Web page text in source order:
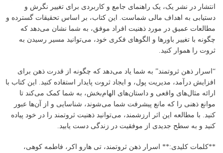
انتشار در نشر یک، یک راهنمای جامع و کاربردی برای تغییر نگرش و
دستیابی به اهداف مالی شماست. این کتاب، بر اساس تحقیقات گسترده و
مطالعات عمیق در مورد ذهنیت افراد موفق، به شما نشان می‌دهد که
چگونه با تغییر باورها و الگوهای فکری خود، می‌توانید مسیر رسیدن به
ثروت را هموار کنید.
“اسرار ذهن ثروتمند” به شما یاد می‌دهد که چگونه از قدرت ذهن برای
افزایش درآمد، مدیریت پول، و ایجاد ثروت پایدار استفاده کنید. این کتاب با
ارائه مثال‌های واقعی و داستان‌های الهام‌بخش، به شما کمک می‌کند تا
موانع ذهنی را که مانع پیشرفت شما می‌شوند، شناسایی و از آن‌ها عبور
کنید. با مطالعه این اثر ارزشمند، می‌توانید ذهنیت ثروتمند را در خود پیاده
کنید و به سطح جدیدی از موفقیت در زندگی دست یابید.
**کلمات کلیدی:** اسرار ذهن ثروتمند، تی هارو اکر، فاطمه کوهی،